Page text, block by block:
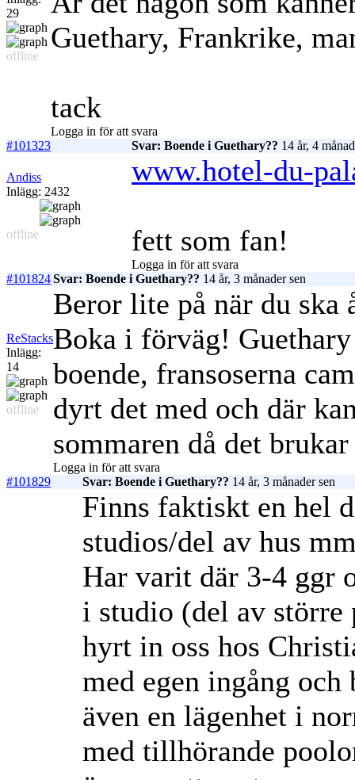
29
offline
Guethary, Frankrike,
tack
Logga in för att svara
#101323
Svar: Boende i Guethary?? 14 år, 4
Andiss
Inlägg: 2432
offline
www.hotel-du-
fett som fan!
Logga in för att svara
#101824Svar: Boende i Guethary?? 14 år, 3 månader sen
ReStacks
Inlägg:
14
offline
Beror lite på när du ska
Boka i förväg!
boende, fransoserna
dyrt det med och där
sommaren då det
Logga in för att svara
#101829
Svar: Boende i Guethary?? 14 år, 3 månader sen
Finns faktiskt en hel
studios/del av hus
Har varit där 3-4 ggr
i studio (del av större
hyrt in oss hos
med egen ingång
även en lägenhet i
med tillhörande